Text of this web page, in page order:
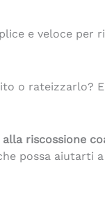
e veloce per
o rateizzarlo?
alla riscossione
possa